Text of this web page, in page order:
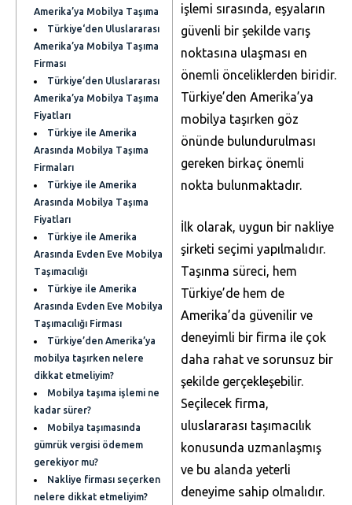
Amerika’ya Mobilya Taşıma
Türkiye‘den Uluslararası
Amerika’ya Mobilya Taşıma
Firması
Türkiye’den Uluslararası
Amerika’ya Mobilya Taşıma
Fiyatları
Türkiye ile Amerika
Arasında Mobilya Taşıma
Firmaları
Türkiye ile Amerika
Arasında Mobilya Taşıma
Fiyatları
Türkiye ile Amerika
Arasında Evden Eve Mobilya
Taşımacılığı
Türkiye ile Amerika
Arasında Evden Eve Mobilya
Taşımacılığı Firması
Türkiye’den Amerika’ya
mobilya taşırken nelere
dikkat etmeliyim?
Mobilya taşıma işlemi ne
kadar sürer?
Mobilya taşımasında
gümrük vergisi ödemem
gerekiyor mu?
Nakliye firması seçerken
nelere dikkat etmeliyim?
işlemi sırasında, eşyaların
güvenli bir şekilde varış
noktasına ulaşması en
önemli önceliklerden biridir.
Türkiye’den Amerika’ya
mobilya taşırken göz
önünde bulundurulması
gereken birkaç önemli
nokta bulunmaktadır.
İlk olarak, uygun bir nakliye
şirketi seçimi yapılmalıdır.
Taşınma süreci, hem
Türkiye’de hem de
Amerika’da güvenilir ve
deneyimli bir firma ile çok
daha rahat ve sorunsuz bir
şekilde gerçekleşebilir.
Seçilecek firma,
uluslararası taşımacılık
konusunda uzmanlaşmış
ve bu alanda yeterli
deneyime sahip olmalıdır.